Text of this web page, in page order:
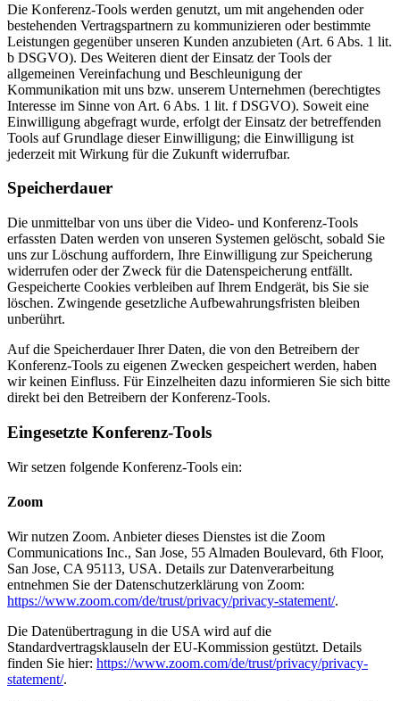
Die Konferenz-Tools werden genutzt, um mit angehenden oder
bestehenden Vertragspartnern zu kommunizieren oder bestimmte
Leistungen gegenüber unseren Kunden anzubieten (Art. 6 Abs. 1 lit.
b DSGVO). Des Weiteren dient der Einsatz der Tools der
allgemeinen Vereinfachung und Beschleunigung der
Kommunikation mit uns bzw. unserem Unternehmen (berechtigtes
Interesse im Sinne von Art. 6 Abs. 1 lit. f DSGVO). Soweit eine
Einwilligung abgefragt wurde, erfolgt der Einsatz der betreffenden
Tools auf Grundlage dieser Einwilligung; die Einwilligung ist
jederzeit mit Wirkung für die Zukunft widerrufbar.
Speicherdauer
Die unmittelbar von uns über die Video- und Konferenz-Tools
erfassten Daten werden von unseren Systemen gelöscht, sobald Sie
uns zur Löschung auffordern, Ihre Einwilligung zur Speicherung
widerrufen oder der Zweck für die Datenspeicherung entfällt.
Gespeicherte Cookies verbleiben auf Ihrem Endgerät, bis Sie sie
löschen. Zwingende gesetzliche Aufbewahrungsfristen bleiben
unberührt.
Auf die Speicherdauer Ihrer Daten, die von den Betreibern der
Konferenz-Tools zu eigenen Zwecken gespeichert werden, haben
wir keinen Einfluss. Für Einzelheiten dazu informieren Sie sich bitte
direkt bei den Betreibern der Konferenz-Tools.
Eingesetzte Konferenz-Tools
Wir setzen folgende Konferenz-Tools ein:
Zoom
Wir nutzen Zoom. Anbieter dieses Dienstes ist die Zoom
Communications Inc., San Jose, 55 Almaden Boulevard, 6th Floor,
San Jose, CA 95113, USA. Details zur Datenverarbeitung
entnehmen Sie der Datenschutzerklärung von Zoom:
https://www.zoom.com/de/trust/privacy/privacy-statement/.
Die Datenübertragung in die USA wird auf die
Standardvertragsklauseln der EU-Kommission gestützt. Details
finden Sie hier: https://www.zoom.com/de/trust/privacy/privacy-
statement/.